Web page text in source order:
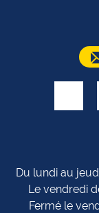
Du lundi au
Le vendredi
Fermé le